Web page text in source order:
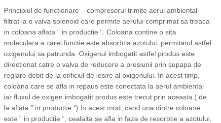
Principiul de functionare – compresorul trimite aerul ambiental
filtrat la o valva solenoid care permite aerului comprimat sa treaca
in coloana aflata ” in productie “. Coloana contine o sita
moleculara a carei functie este absorbtia azotului, permitand astfel
oxigenului sa patrunda. Oxigenul imbogatit astfel produs este
directionat catre o valva de reducere a presiunii prin supapa de
reglare debit de la orificiul de iesire al oxigenului. In acest timp,
coloana care se afla in repaus este conectata la aerul ambiental
iar fluxul de oxigen imbogatit produs este trecut prin aceasta ( de
la aflata ” in productie “) In acest mod, cand una dintre coloane
este ” in productie “, cealalta se afla in faza de resorbtie a azotului,